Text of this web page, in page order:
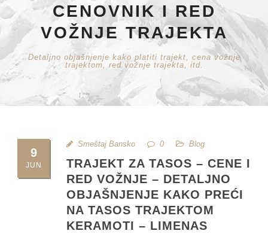
CENOVNIK I RED
VOŽNJE TRAJEKTA
Detaljno objašnjenje kako platiti trajekt, cena vožnje
trajektom, red vožnje trajekta, itd.
9
JUN
Smeštaj Bansko 0 Blog
TRAJEKT ZA TASOS – CENE I
RED VOŽNJE – DETALJNO
OBJAŠNJENJE KAKO PREĆI
NA TASOS TRAJEKTOM
KERAMOTI – LIMENAS